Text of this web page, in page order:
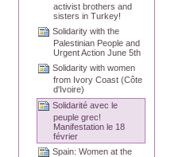
activist brothers and
sisters in Turkey!
Solidarity with the
Palestinian People and
Urgent Action June 5th
Solidarity with women
from Ivory Coast (Côte
d'Ivoire)
Solidarité avec le
peuple grec!
Manifestation le 18
février
Spain: Women at the